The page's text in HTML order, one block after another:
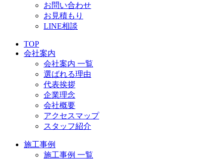
お問い合わせ
お見積もり
LINE相談
TOP
会社案内
会社案内 一覧
選ばれる理由
代表挨拶
企業理念
会社概要
アクセスマップ
スタッフ紹介
施工事例
施工事例 一覧